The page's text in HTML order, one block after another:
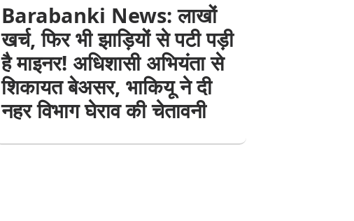
Barabanki News: लाखों
खर्च, फिर भी झाड़ियों से पटी पड़ी
है माइनर! अधिशासी अभियंता से
शिकायत बेअसर, भाकियू ने दी
नहर विभाग घेराव की चेतावनी